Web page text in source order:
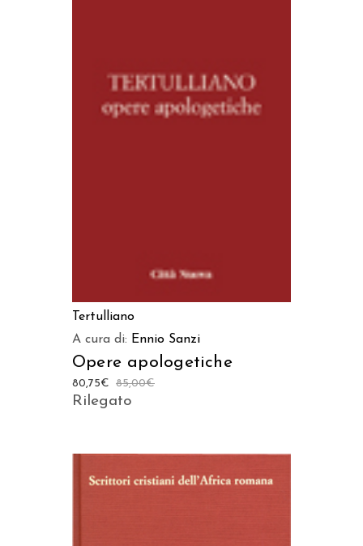
Tertulliano
A cura di: Ennio Sanzi
Opere apologetiche
85,00€
80,75€
Rilegato